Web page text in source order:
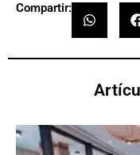
Compartir: